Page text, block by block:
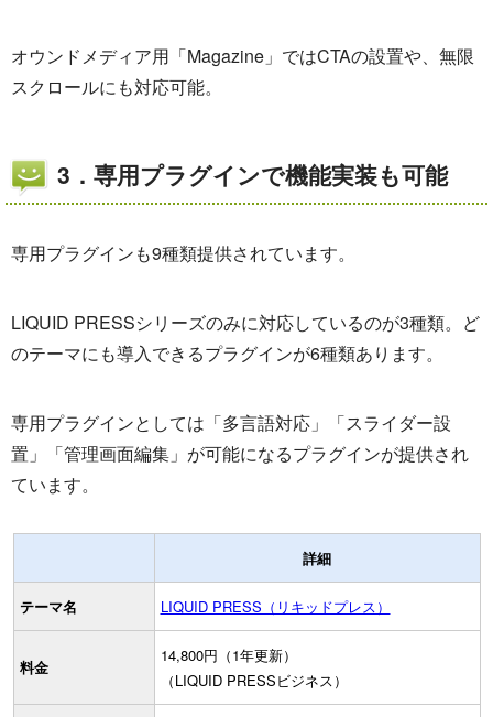
オウンドメディア用「Magazine」ではCTAの設置や、無限
スクロールにも対応可能。
3．専用プラグインで機能実装も可能
専用プラグインも9種類提供されています。
LIQUID PRESSシリーズのみに対応しているのが3種類。ど
のテーマにも導入できるプラグインが6種類あります。
専用プラグインとしては「多言語対応」「スライダー設
置」「管理画面編集」が可能になるプラグインが提供され
ています。
詳細
テーマ名 LIQUID PRESS（リキッドプレス）
料金
14,800円（1年更新）
（LIQUID PRESSビジネス）